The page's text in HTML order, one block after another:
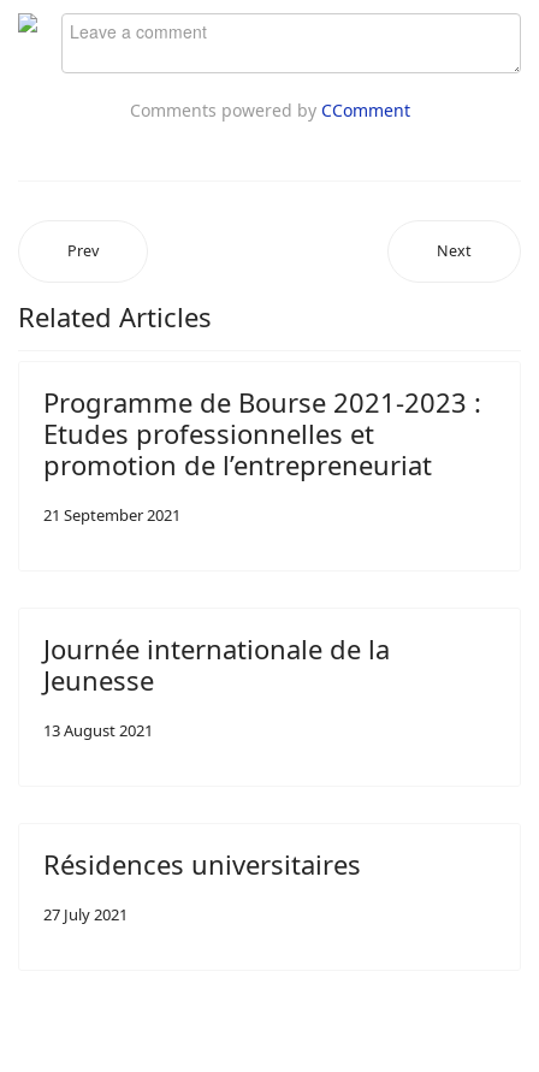
Comments powered by CComment
Prev Next
Related Articles
Programme de Bourse 2021-2023 :
Etudes professionnelles et
promotion de l’entrepreneuriat
21 September 2021
Journée internationale de la
Jeunesse
13 August 2021
Résidences universitaires
27 July 2021